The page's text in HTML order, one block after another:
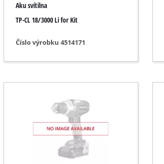
vodu
do studní
na vodu
Aku svítilna
TP-CL 18/3000 Li for Kit
Číslo výrobku 4514171